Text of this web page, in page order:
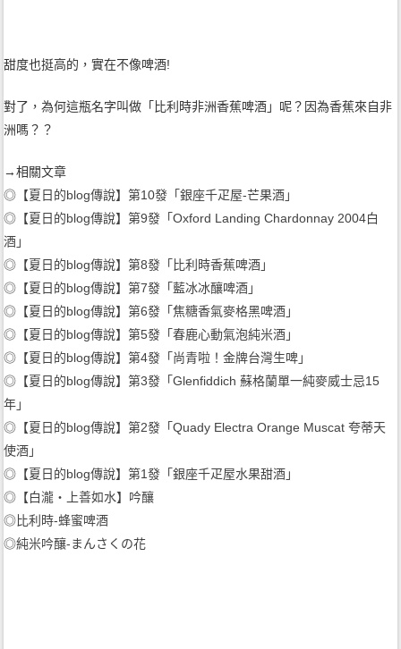
甜度也挺高的，實在不像啤酒!
對了，為何這瓶名字叫做「比利時非洲香蕉啤酒」呢？因為香蕉來自非
洲嗎？？
→相關文章
◎ 【夏日的blog傳說】第10發「銀座千疋屋-芒果酒」
◎ 【夏日的blog傳說】第9發「Oxford Landing Chardonnay 2004白
酒」
◎ 【夏日的blog傳說】第8發「比利時香蕉啤酒」
◎ 【夏日的blog傳說】第7發「藍冰冰釀啤酒」
◎ 【夏日的blog傳說】第6發「焦糖香氣麥格黑啤酒」
◎ 【夏日的blog傳說】第5發「春鹿心動氣泡純米酒」
◎ 【夏日的blog傳說】第4發「尚青啦！金牌台灣生啤」
◎ 【夏日的blog傳說】第3發「Glenfiddich 蘇格蘭單一純麥威士忌15
年」
◎ 【夏日的blog傳說】第2發「Quady Electra Orange Muscat 夸蒂天
使酒」
◎ 【夏日的blog傳說】第1發「銀座千疋屋水果甜酒」
◎ 【白瀧‧上善如水】吟釀
◎比利時-蜂蜜啤酒
◎純米吟釀-まんさくの花